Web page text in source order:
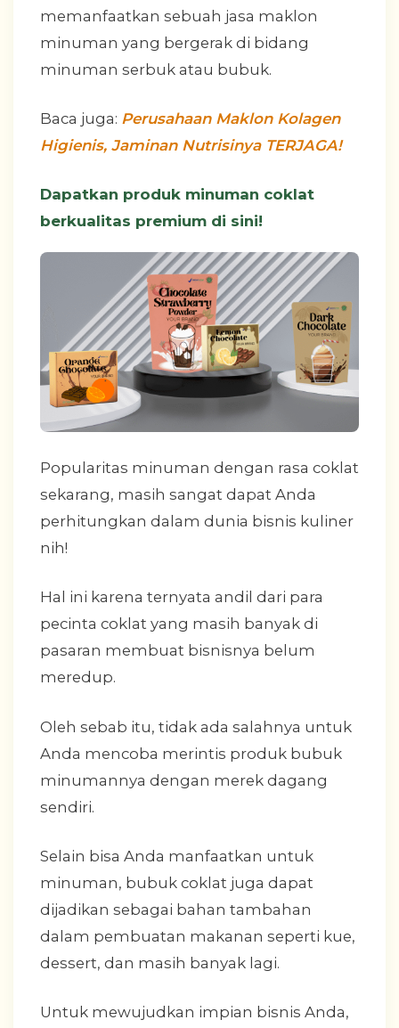
memanfaatkan sebuah jasa maklon
minuman yang bergerak di bidang
minuman serbuk atau bubuk.
Baca juga: Perusahaan Maklon Kolagen
Higienis, Jaminan Nutrisinya TERJAGA!
Dapatkan produk minuman coklat
berkualitas premium di sini!
Popularitas minuman dengan rasa coklat
sekarang, masih sangat dapat Anda
perhitungkan dalam dunia bisnis kuliner
nih!
Hal ini karena ternyata andil dari para
pecinta coklat yang masih banyak di
pasaran membuat bisnisnya belum
meredup.
Oleh sebab itu, tidak ada salahnya untuk
Anda mencoba merintis produk bubuk
minumannya dengan merek dagang
sendiri.
Selain bisa Anda manfaatkan untuk
minuman, bubuk coklat juga dapat
dijadikan sebagai bahan tambahan
dalam pembuatan makanan seperti kue,
dessert, dan masih banyak lagi.
Untuk mewujudkan impian bisnis Anda,